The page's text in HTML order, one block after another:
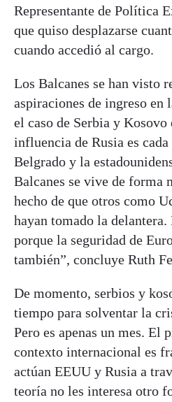
Representante de Política
que quiso desplazarse
cuando accedió al cargo.
Los Balcanes se han visto
aspiraciones de ingreso en
el caso de Serbia y Kosovo
influencia de Rusia es
Belgrado y la
Balcanes se vive de forma
hecho de que otros como
hayan tomado la
porque la seguridad de
también”, concluye Ruth
De momento, serbios y
tiempo para solventar la
Pero es apenas un mes. El
contexto internacional es
actúan EEUU y Rusia a
teoría no les interesa otro